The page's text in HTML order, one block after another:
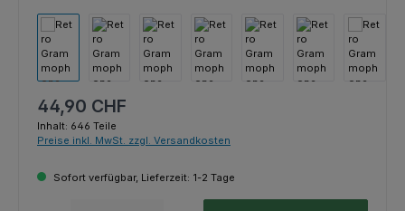
Regulärer Preis:
44,90 CHF
Inhalt: 646 Teile
Preise inkl. MwSt. zzgl. Versandkosten
Sofort verfügbar, Lieferzeit: 1-2 Tage